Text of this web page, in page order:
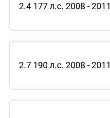
2.4 177 л.с. 2008 - 2011
2.7 190 л.с. 2008 - 2011